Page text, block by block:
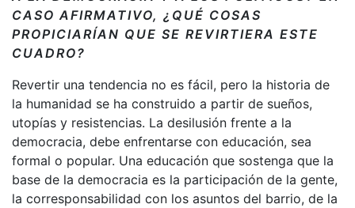
CASO AFIRMATIVO, ¿QUÉ COSAS
PROPICIARÍAN QUE SE REVIRTIERA ESTE
CUADRO?
Revertir una tendencia no es fácil, pero la historia de
la humanidad se ha construido a partir de sueños,
utopías y resistencias. La desilusión frente a la
democracia, debe enfrentarse con educación, sea
formal o popular. Una educación que sostenga que la
base de la democracia es la participación de la gente,
la corresponsabilidad con los asuntos del barrio, de la